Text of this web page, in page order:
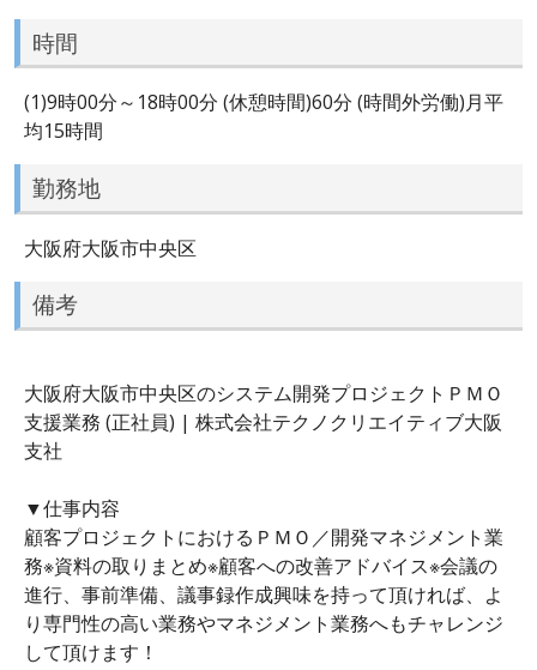
時間
(1)9時00分～18時00分 (休憩時間)60分 (時間外労働)月平
均15時間
勤務地
大阪府大阪市中央区
備考
大阪府大阪市中央区のシステム開発プロジェクトＰＭＯ
支援業務 (正社員) | 株式会社テクノクリエイティブ大阪
支社
▼仕事内容
顧客プロジェクトにおけるＰＭＯ／開発マネジメント業
務※資料の取りまとめ※顧客への改善アドバイス※会議の
進行、事前準備、議事録作成興味を持って頂ければ、よ
り専門性の高い業務やマネジメント業務へもチャレンジ
して頂けます！